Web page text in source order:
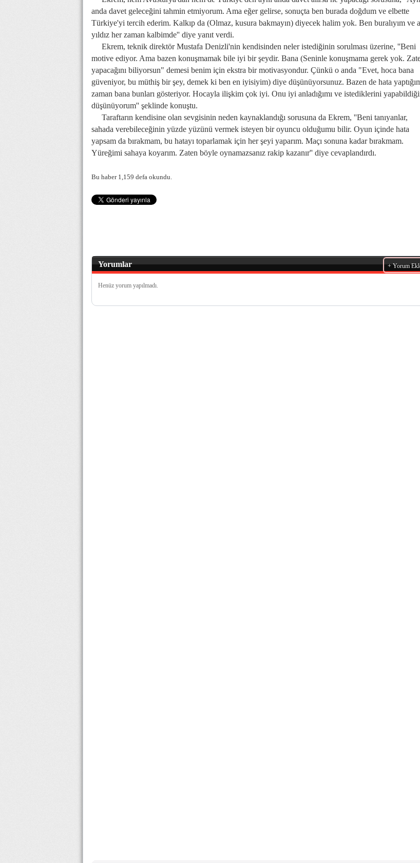
anda davet geleceğini tahmin etmiyorum. Ama eğer gelirse, sonuçta ben burada doğdum ve elbette
Türkiye'yi tercih ederim. Kalkıp da (Olmaz, kusura bakmayın) diyecek halim yok. Ben buralıyım ve
yıldız her zaman kalbimde'' diye yanıt verdi.
Ekrem, teknik direktör Mustafa Denizli'nin kendisinden neler istediğinin sorulması üzerine, ''Beni
motive ediyor. Ama bazen konuşmamak bile iyi bir şeydir. Bana (Seninle konuşmama gerek yok.
yapacağını biliyorsun" demesi benim için ekstra bir motivasyondur. Çünkü o anda "Evet, hoca bana
güveniyor, bu müthiş bir şey, demek ki ben en iyisiyim) diye düşünüyorsunuz. Bazen de hata
zaman bana bunları gösteriyor. Hocayla ilişkim çok iyi. Onu iyi anladığımı ve istediklerini
düşünüyorum'' şeklinde konuştu.
Taraftarın kendisine olan sevgisinin neden kaynaklandığı sorusuna da Ekrem, ''Beni tanıyanlar,
sahada verebileceğinin yüzde yüzünü vermek isteyen bir oyuncu olduğumu bilir. Oyun içinde hata
yapsam da bırakmam, bu hatayı toparlamak için her şeyi yaparım. Maçı sonuna kadar bırakmam.
Yüreğimi sahaya koyarım. Zaten böyle oynamazsanız rakip kazanır'' diye cevaplandırdı.
Bu haber 1,159 defa okundu.
Yorumlar + Yorum
Henüz yorum yapılmadı.